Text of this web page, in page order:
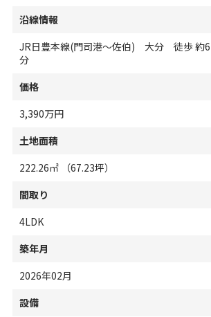
沿線情報
JR日豊本線(門司港～佐伯) 大分 徒歩 約
分
価格
3,390万円
土地面積
222.26㎡ （67.23坪）
間取り
4LDK
築年月
2026年02月
設備